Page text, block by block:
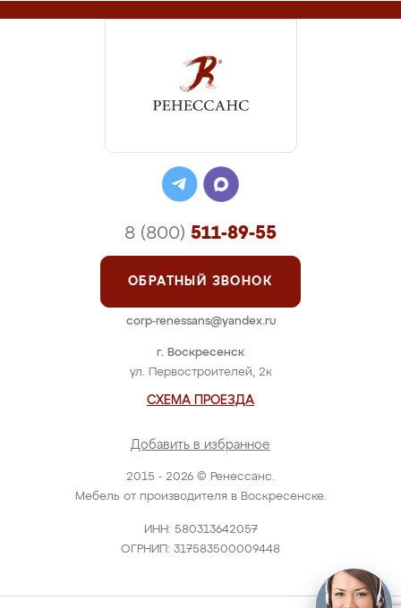
2015 - 2026 © Ренессанс.
Мебель от производителя в Воскресенске.
ИНН: 580313642057
ОГРНИП: 317583500009448
г. Воскресенск
ул. Первостроителей, 2к
СХЕМА ПРОЕЗДА
Добавить в избранное
8 (800) 511-89-55
ОБРАТНЫЙ ЗВОНОК
corp-renessans@yandex.ru